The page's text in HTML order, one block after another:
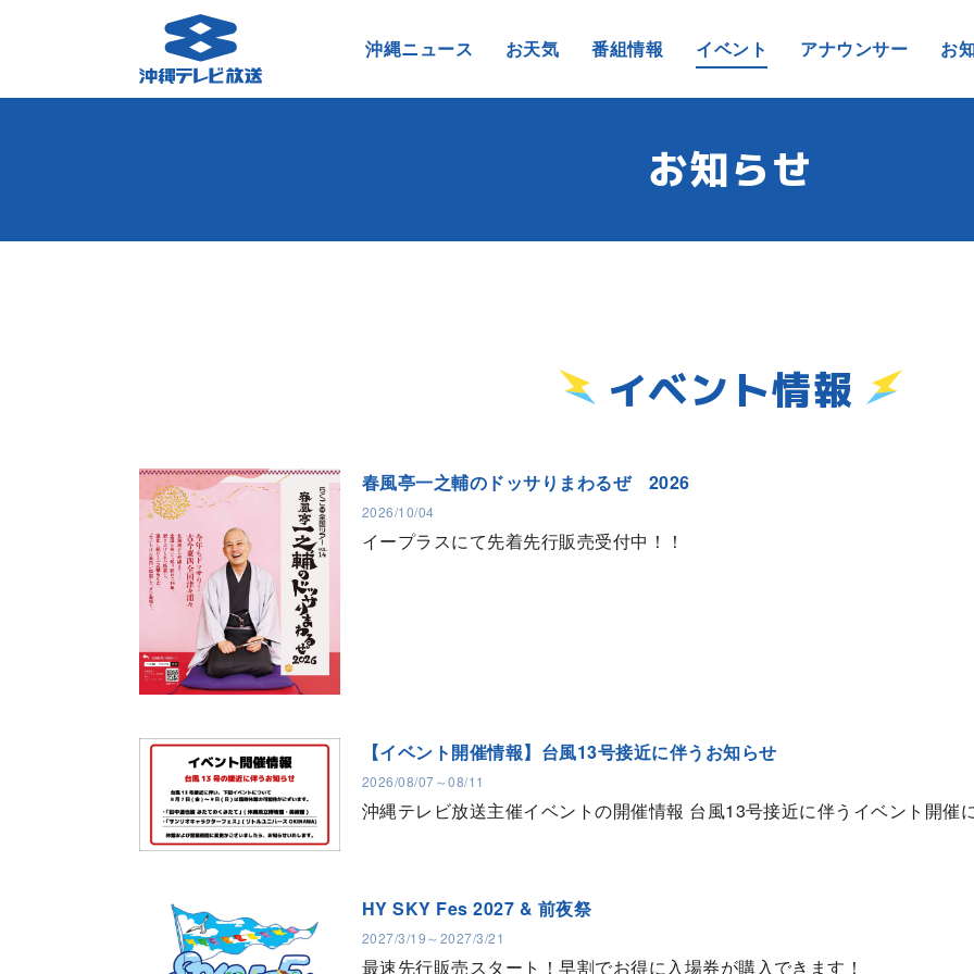
沖縄ニュース お天気 番組情報 イベント アナウンサー お
お知らせ
イベント情報
春風亭一之輔のドッサりまわるぜ 2026
2026/10/04
イープラスにて先着先行販売受付中！！
【イベント開催情報】台風13号接近に伴うお知らせ
2026/08/07～08/11
沖縄テレビ放送主催イベントの開催情報 台風13号接近に伴うイベント開催
HY SKY Fes 2027 & 前夜祭
2027/3/19～2027/3/21
最速先行販売スタート！早割でお得に入場券が購入できます！